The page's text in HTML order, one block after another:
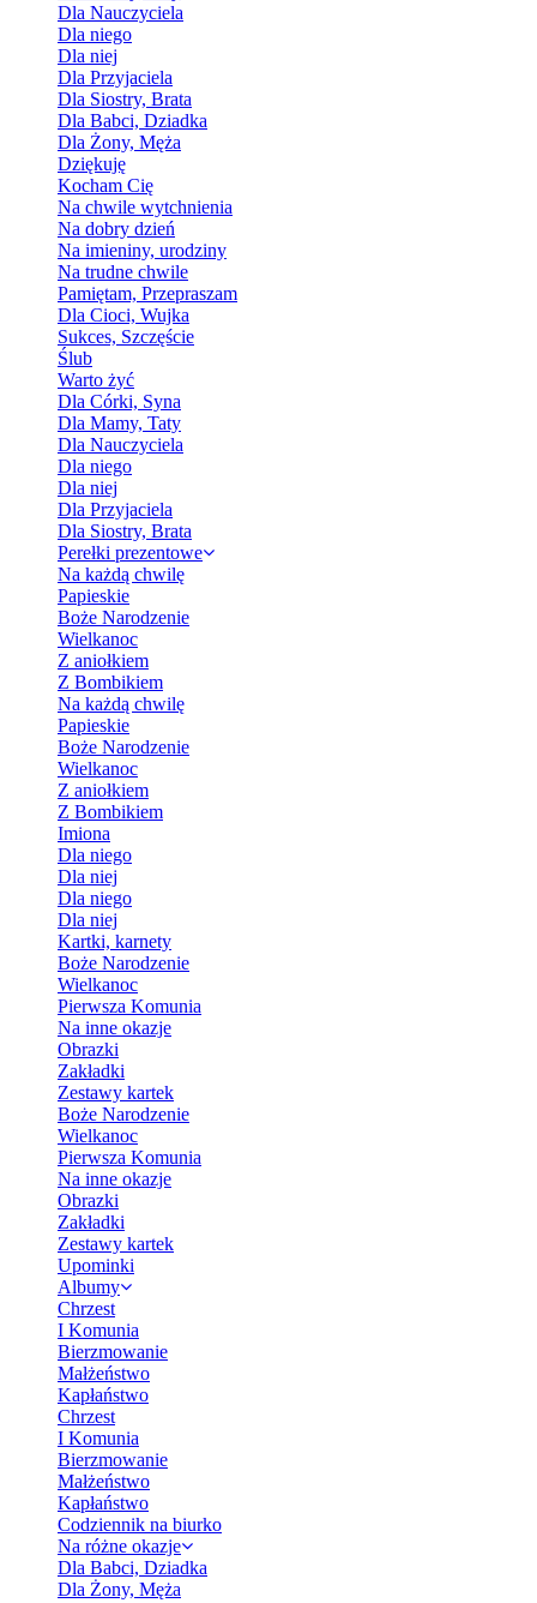
Dla Nauczyciela
Dla niego
Dla niej
Dla Przyjaciela
Dla Siostry, Brata
Dla Babci, Dziadka
Dla Żony, Męża
Dziękuję
Kocham Cię
Na chwile wytchnienia
Na dobry dzień
Na imieniny, urodziny
Na trudne chwile
Pamiętam, Przepraszam
Dla Cioci, Wujka
Sukces, Szczęście
Ślub
Warto żyć
Dla Córki, Syna
Dla Mamy, Taty
Dla Nauczyciela
Dla niego
Dla niej
Dla Przyjaciela
Dla Siostry, Brata
Perełki prezentowe
Na każdą chwilę
Papieskie
Boże Narodzenie
Wielkanoc
Z aniołkiem
Z Bombikiem
Na każdą chwilę
Papieskie
Boże Narodzenie
Wielkanoc
Z aniołkiem
Z Bombikiem
Imiona
Dla niego
Dla niej
Dla niego
Dla niej
Kartki, karnety
Boże Narodzenie
Wielkanoc
Pierwsza Komunia
Na inne okazje
Obrazki
Zakładki
Zestawy kartek
Boże Narodzenie
Wielkanoc
Pierwsza Komunia
Na inne okazje
Obrazki
Zakładki
Zestawy kartek
Upominki
Albumy
Chrzest
I Komunia
Bierzmowanie
Małżeństwo
Kapłaństwo
Chrzest
I Komunia
Bierzmowanie
Małżeństwo
Kapłaństwo
Codziennik na biurko
Na różne okazje
Dla Babci, Dziadka
Dla Żony, Męża